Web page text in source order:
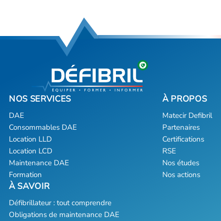
DAE
Consommables DAE
Location LLD
Location LCD
Maintenance DAE
Formation
Matecir Defibril
Partenaires
Certifications
RSE
Nos études
Nos actions
Défibrillateur : tout comprendre
Obligations de maintenance DAE